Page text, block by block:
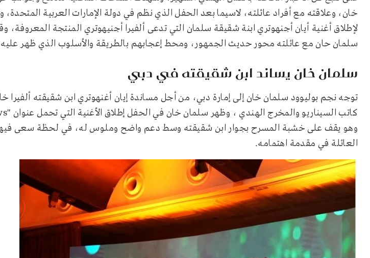
خان، وعلاقته مع أفراد عائلته، لاسيما بعد الحفل الذي نظم في دولة الإمارات العربية المتحدة،
لإطلاق أغنية أيان أجنهوتري ابنة شقيقة سلمان التي تدعى ألفيرا أجنيهوتري المنتجة
سلمان حان مع عائلته محور حديث الجمهور، ومحط إعجابهم بالطريقة والأسلوب الذي ظهر
سلمان خان يساند ابن شقيقته في دبي
توجه نجم بوليوود سلمان خان إلى إمارة دبي، من أجل مساندة إيان أغنهوتري ابن شقيقته ألفيرا
وهو يقف على خشبة المسرح بجوار ابن شقيقته وسط دعم واضح وملوس له، في لحظة سعى فيها
العائلة في مقدمة اهتمامه.